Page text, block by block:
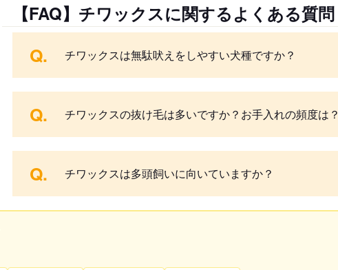
【FAQ】チワックスに関するよくある質問
Q. チワックスは無駄吠えをしやすい犬種ですか？
Q. チワックスの抜け毛は多いですか？お手入れの頻度は？
Q. チワックスは多頭飼いに向いていますか？